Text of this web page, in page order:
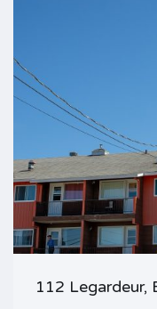
112 Legardeur,